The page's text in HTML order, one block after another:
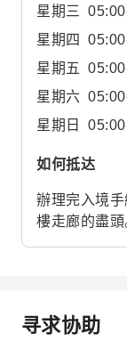
星期三
星期四
星期五
星期六
星期日
如何抵达
辦理完入境
樓走廊的盡頭
寻求协助